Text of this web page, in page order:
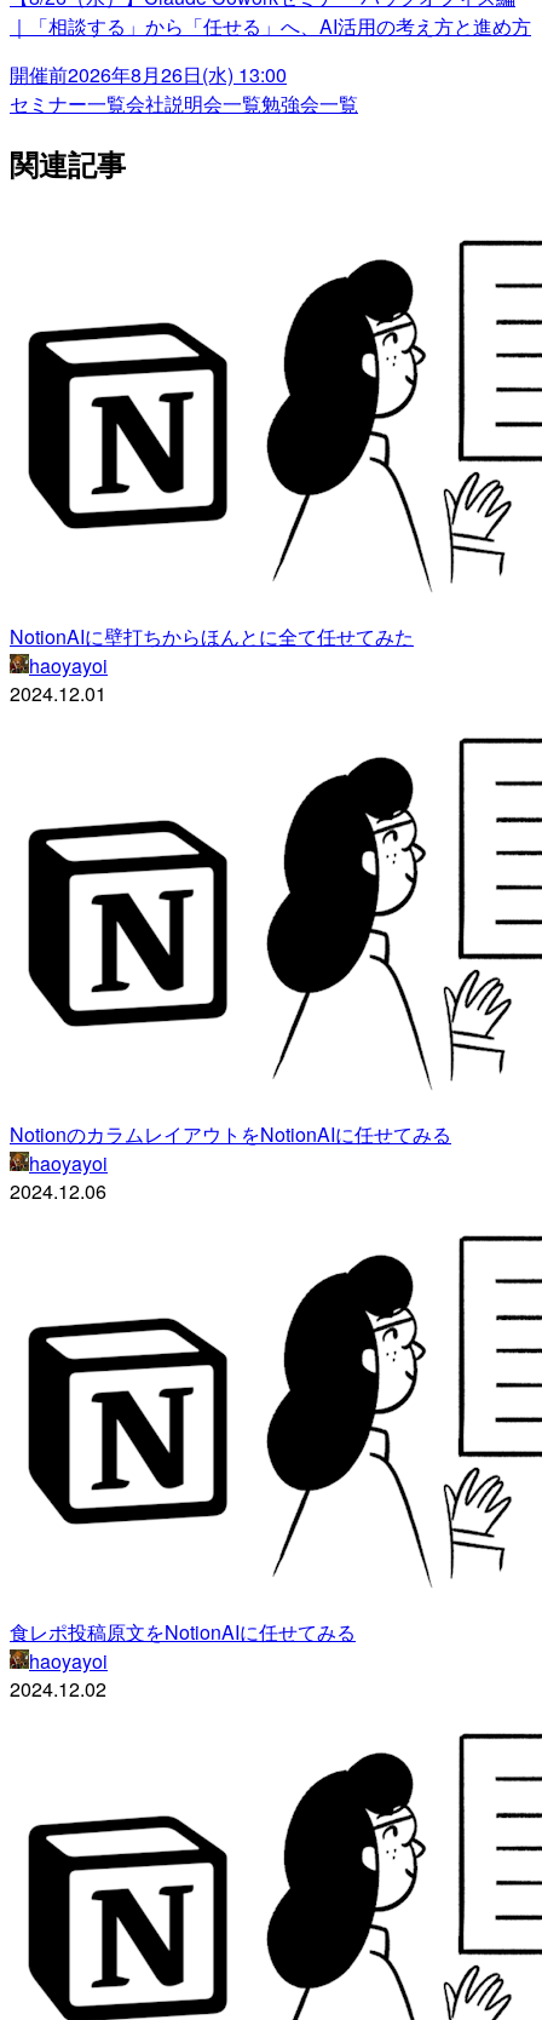
｜「相談する」から「任せる」へ、AI活用の考え方と進め方
開催前2026年8月26日(水) 13:00
セミナー一覧会社説明会一覧勉強会一覧
関連記事
NotionAIに壁打ちからほんとに全て任せてみた
haoyayoi
2024.12.01
NotionのカラムレイアウトをNotionAIに任せてみる
haoyayoi
2024.12.06
食レポ投稿原文をNotionAIに任せてみる
haoyayoi
2024.12.02